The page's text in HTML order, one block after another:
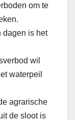
om te
dagen is het
wil
waterpeil
agrarische
de sloot is